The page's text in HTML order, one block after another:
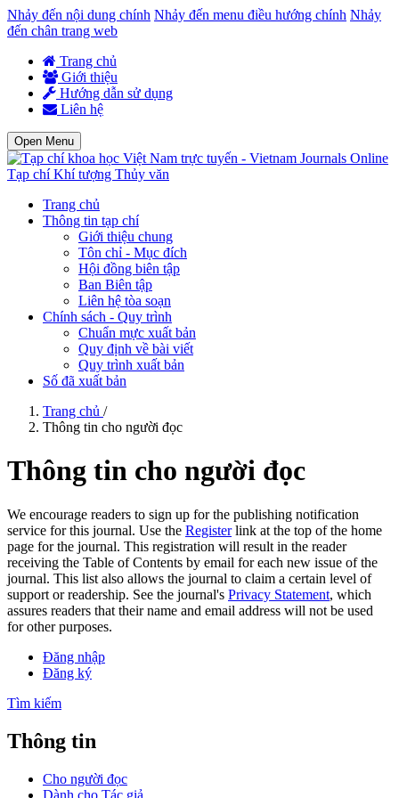
Nhảy đến nội dung chính Nhảy đến menu điều hướng chính Nhảy
đến chân trang web
Trang chủ
Giới thiệu
Hướng dẫn sử dụng
Liên hệ
Open Menu
Tạp chí Khí tượng Thủy văn
Trang chủ
Thông tin tạp chí
Giới thiệu chung
Tôn chỉ - Mục đích
Hội đồng biên tập
Ban Biên tập
Liên hệ tòa soạn
Chính sách - Quy trình
Chuẩn mực xuất bản
Quy định về bài viết
Quy trình xuất bản
Số đã xuất bản
Trang chủ /
Thông tin cho người đọc
Thông tin cho người đọc
We encourage readers to sign up for the publishing notification
service for this journal. Use the Registerlink at the top of the home
page for the journal. This registration will result in the reader
receiving the Table of Contents by email for each new issue of the
journal. This list also allows the journal to claim a certain level of
support or readership. See the journal's Privacy Statement, which
assures readers that their name and email address will not be used
for other purposes.
Đăng nhập
Đăng ký
Tìm kiếm
Thông tin
Cho người đọc
Dành cho Tác giả